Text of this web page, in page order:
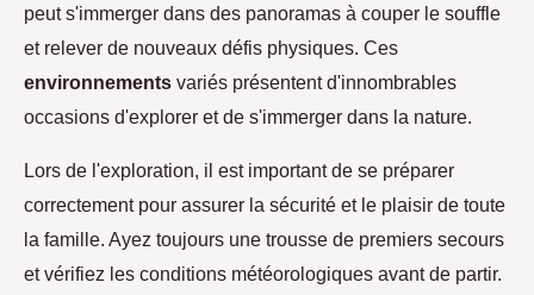
peut s'immerger dans des panoramas à couper le souffle
et relever de nouveaux défis physiques. Ces
environnements variés présentent d'innombrables
occasions d'explorer et de s'immerger dans la nature.
Lors de l'exploration, il est important de se préparer
correctement pour assurer la sécurité et le plaisir de toute
la famille. Ayez toujours une trousse de premiers secours
et vérifiez les conditions météorologiques avant de partir.